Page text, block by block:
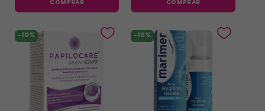
COMPRAR COMPRAR
-10% -10%